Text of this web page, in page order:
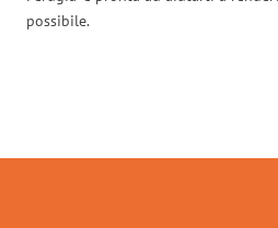
possibile.